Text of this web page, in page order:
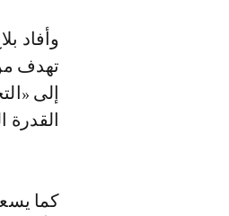
وأفاد بلاغ لرئاسة الحكومة صدر عصر اليوم الثلاثاء 17 مارس 2026 أن الحكومة
إلى
القدرة
كما